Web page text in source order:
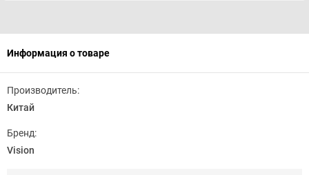
Информация о товаре
Производитель:
Китай
Бренд:
Vision